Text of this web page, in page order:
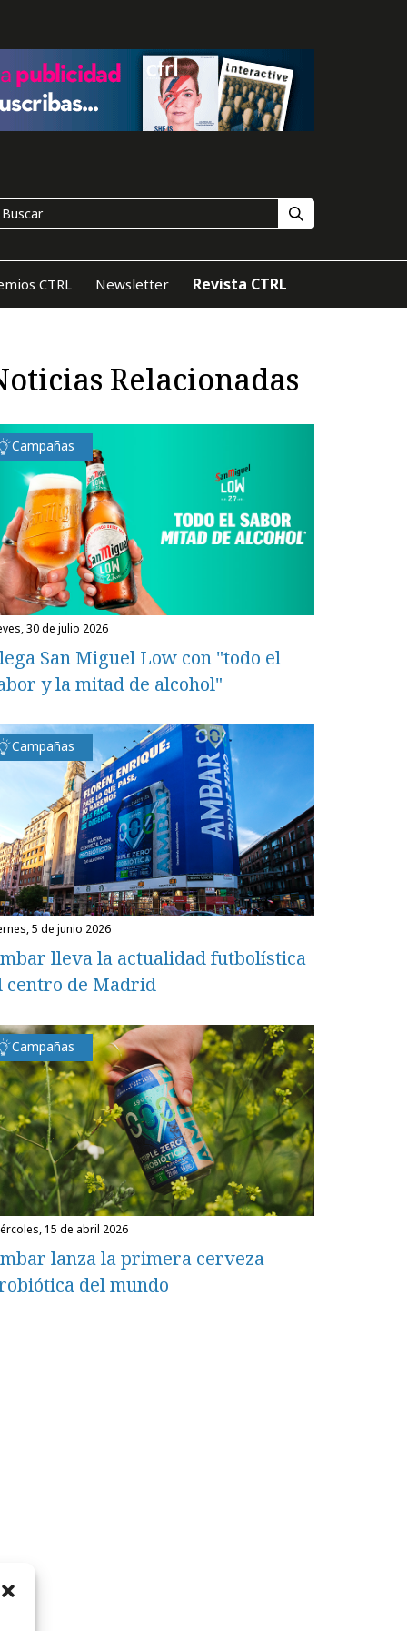
CTRL Newsletter Revista CTRL
Relacionadas
Campañas
30 de julio 2026
San Miguel Low con "todo el
y la mitad de alcohol"
Campañas
5 de junio 2026
lleva la actualidad futbolística
centro de Madrid
Campañas
15 de abril 2026
lanza la primera cerveza
del mundo